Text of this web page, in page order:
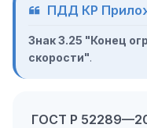
ПДД КР
Знак 3.25 "Конец
скорости".
ГОСТ Р